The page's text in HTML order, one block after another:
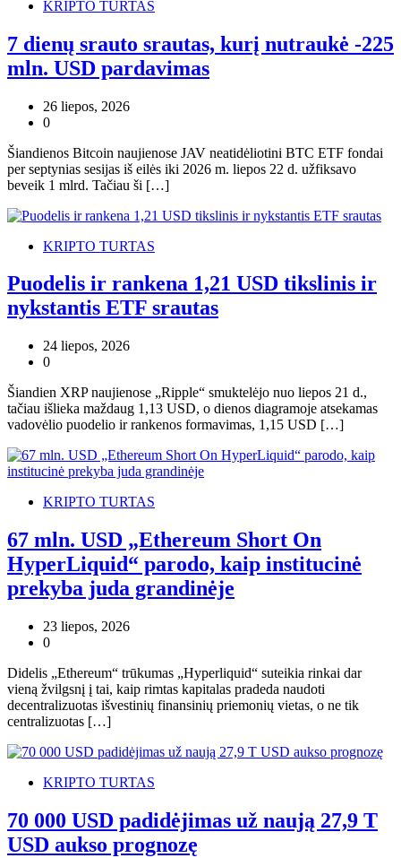
KRIPTO TURTAS
7 dienų srauto srautas, kurį nutraukė -225
mln. USD pardavimas
26 liepos, 2026
0
Šiandienos Bitcoin naujienose JAV neatidėliotini BTC ETF fondai
per septynias sesijas iš eilės iki 2026 m. liepos 22 d. užfiksavo
beveik 1 mlrd. Tačiau ši […]
KRIPTO TURTAS
Puodelis ir rankena 1,21 USD tikslinis ir
nykstantis ETF srautas
24 liepos, 2026
0
Šiandien XRP naujienose „Ripple“ smuktelėjo nuo liepos 21 d.,
tačiau išlieka maždaug 1,13 USD, o dienos diagramoje atsekamas
vadovėlio puodelio ir rankenos formavimas, 1,15 USD […]
KRIPTO TURTAS
67 mln. USD „Ethereum Short On
HyperLiquid“ parodo, kaip institucinė
prekyba juda grandinėje
23 liepos, 2026
0
Didelis „Ethereum“ trūkumas „Hyperliquid“ suteikia rinkai dar
vieną žvilgsnį į tai, kaip rimtas kapitalas pradeda naudoti
decentralizuotas išvestinių finansinių priemonių vietas, o ne tik
centralizuotas […]
KRIPTO TURTAS
70 000 USD padidėjimas už naują 27,9 T
USD aukso prognozę